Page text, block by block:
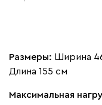
Размеры: Ширина
Длина 155 см
Максимальная